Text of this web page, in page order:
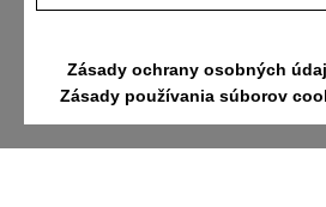
VEĽKOSTNÁ
DARČEKOVÝ
Zásady ochrany osobných
Zásady používania súborov